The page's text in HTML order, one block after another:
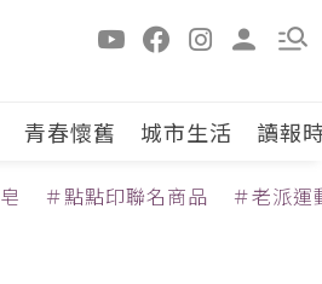
青春懷舊 城市生活 讀報
＃點點印聯名商品 ＃老派運